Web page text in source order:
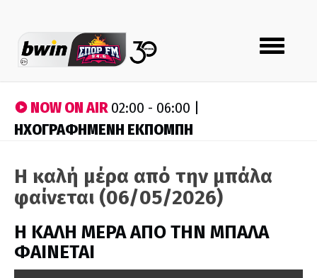
Toggle
navigation
NOW ON AIR02:00 - 06:00 |
ΗΧΟΓΡΑΦΗΜΕΝΗ ΕΚΠΟΜΠΗ
Η καλή μέρα από την μπάλα
φαίνεται (06/05/2026)
H ΚΑΛΗ ΜΕΡΑ ΑΠΟ ΤΗΝ ΜΠΑΛΑ
ΦΑΙΝΕΤΑΙ